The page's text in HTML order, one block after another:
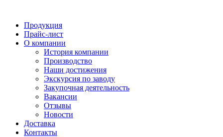
Продукция
Прайс-лист
О компании
История компании
Производство
Наши достижения
Экскурсия по заводу
Закупочная деятельность
Вакансии
Отзывы
Новости
Доставка
Контакты